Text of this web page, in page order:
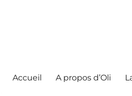
Accueil A propos d’Oli